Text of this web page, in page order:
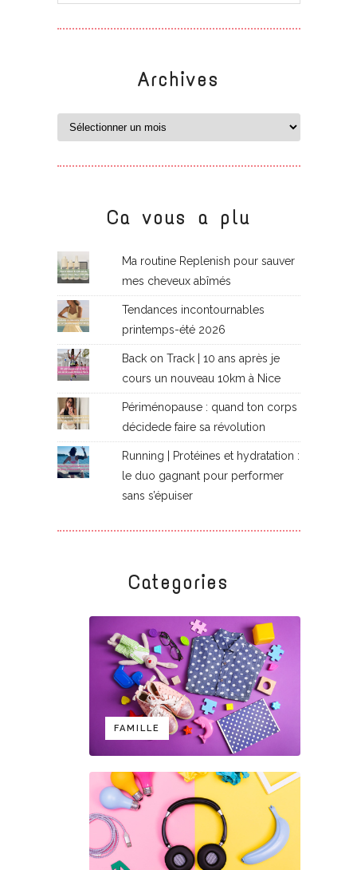
Archives
Ca vous a plu
Ma routine Replenish pour sauver
mes cheveux abîmés
Tendances incontournables
printemps-été 2026
Back on Track | 10 ans après je
cours un nouveau 10km à Nice
Périménopause : quand ton corps
décidede faire sa révolution
Running | Protéines et hydratation :
le duo gagnant pour performer
sans s’épuiser
Categories
FAMILLE